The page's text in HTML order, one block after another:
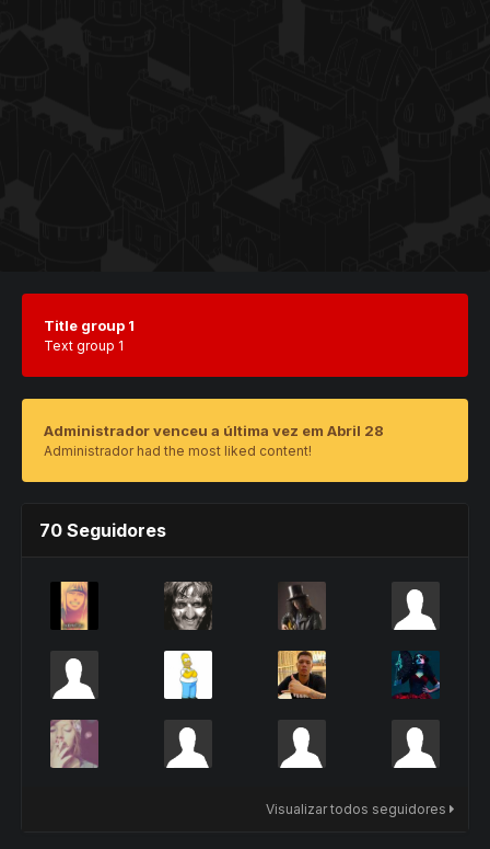
Title group 1
Text group 1
Administrador venceu a última vez em Abril 28
Administrador had the most liked content!
70 Seguidores
Visualizar todos seguidores